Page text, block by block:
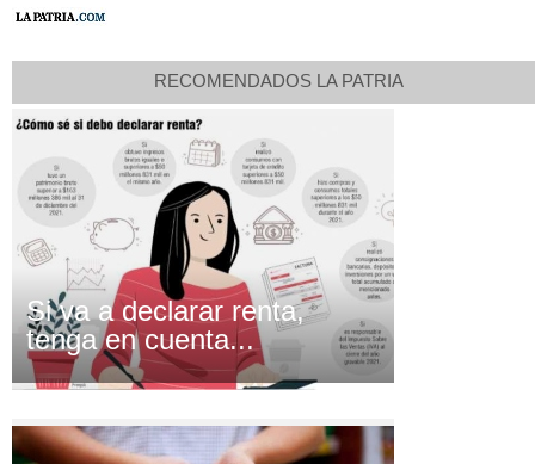
RECOMENDADOS LA PATRIA
Si va a declarar renta,
tenga en cuenta...